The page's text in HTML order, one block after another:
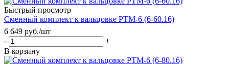
Быстрый просмотр
Сменный комплект к вальцовке РТМ-6 (6-60.16)
6 649 руб./шт
-
+
В корзину